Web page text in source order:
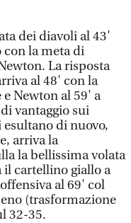
dei diavoli al 43'
con la meta di
La risposta
al 48' con la
Newton al 59' a
vantaggio sui
di nuovo,
arriva la
la bellissima volata
il cartellino giallo a
al 69' col
(trasformazione
32-35.